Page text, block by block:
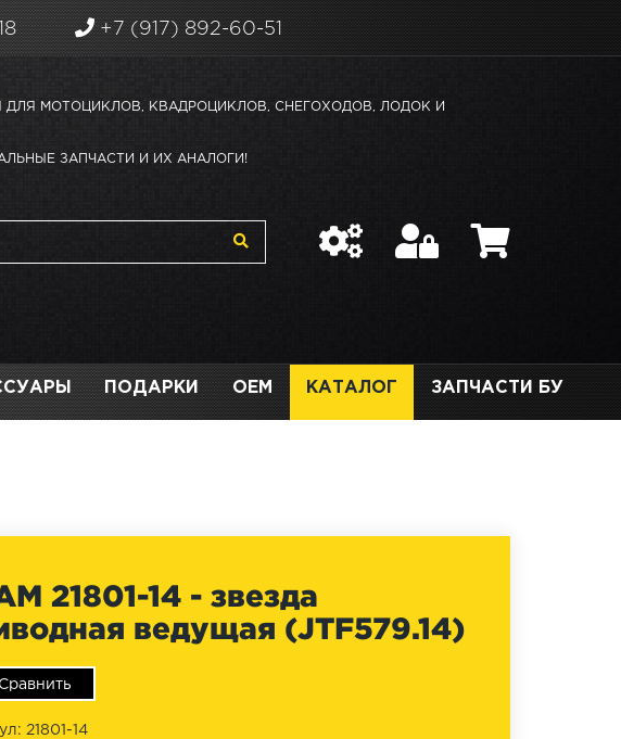
+7 (917) 892-60-51
ДЛЯ МОТОЦИКЛОВ, КВАДРОЦИКЛОВ, СНЕГОХОДОВ, ЛОДОК И
ЗАПЧАСТИ И ИХ АНАЛОГИ!
ПОДАРКИ OEM КАТАЛОГ ЗАПЧАСТИ БУ
21801-14 - звезда
ведущая (JTF579.14)
21801-14